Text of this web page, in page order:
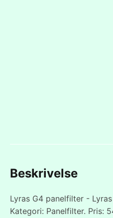
Beskrivelse
Lyras G4 panelfilter -
Kategori: Panelfilter. Pris: